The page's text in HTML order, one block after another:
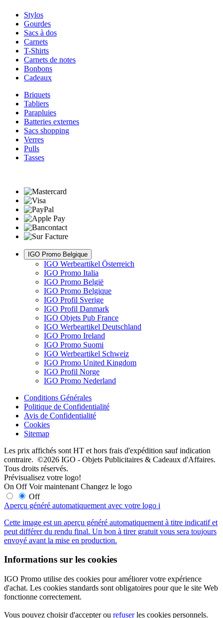
Stylos
Gourdes
Sacs à dos
Carnets
T-Shirts
Carnets de notes
Bonbons
Cadeaux
Briquets
Tabliers
Parapluies
Batteries externes
Sacs shopping
Verres
Pulls
Tasses
IGO Promo Belgique
IGO Werbeartikel Österreich
IGO Promo Italia
IGO Promo België
IGO Promo Belgique
IGO Profil Sverige
IGO Profil Danmark
IGO Objets Pub France
IGO Werbeartikel Deutschland
IGO Promo Ireland
IGO Promo Suomi
IGO Werbeartikel Schweiz
IGO Promo United Kingdom
IGO Profil Norge
IGO Promo Nederland
Conditions Générales
Politique de Confidentialité
Avis de Confidentialité
Cookies
Sitemap
Les prix affichés sont HT et hors frais d'expédition sauf indication
contraire. ©2026 IGO - Objets Publicitaires & Cadeaux d'Affaires.
Tous droits réservés.
Prévisualisez votre logo!
On Off Voir maintenant Changez le logo
Off
Aperçu généré automatiquement avec votre logo i
Cette image est un aperçu généré automatiquement à titre indicatif et
peut différer du rendu final. Un bon à tirer gratuit vous sera toujours
envoyé avant la mise en production.
Informations sur les cookies
IGO Promo utilise des cookies pour améliorer votre expérience
d'achat. Les cookies standards sont obligatoires pour que le site Web
fonctionne correctement.
Vous pouvez choisir d'accepter ou refuserles cookies personnels.